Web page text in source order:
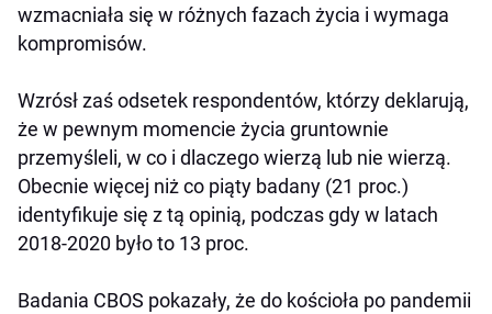
wzmacniała się w różnych fazach życia i wymaga
kompromisów.
Wzrósł zaś odsetek respondentów, którzy deklarują,
że w pewnym momencie życia gruntownie
przemyśleli, w co i dlaczego wierzą lub nie wierzą.
Obecnie więcej niż co piąty badany (21 proc.)
identyfikuje się z tą opinią, podczas gdy w latach
2018-2020 było to 13 proc.
Badania CBOS pokazały, że do kościoła po pandemii